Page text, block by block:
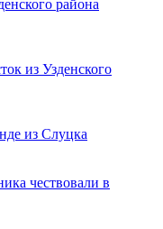
района
из Узденского
из Слуцка
чествовали в